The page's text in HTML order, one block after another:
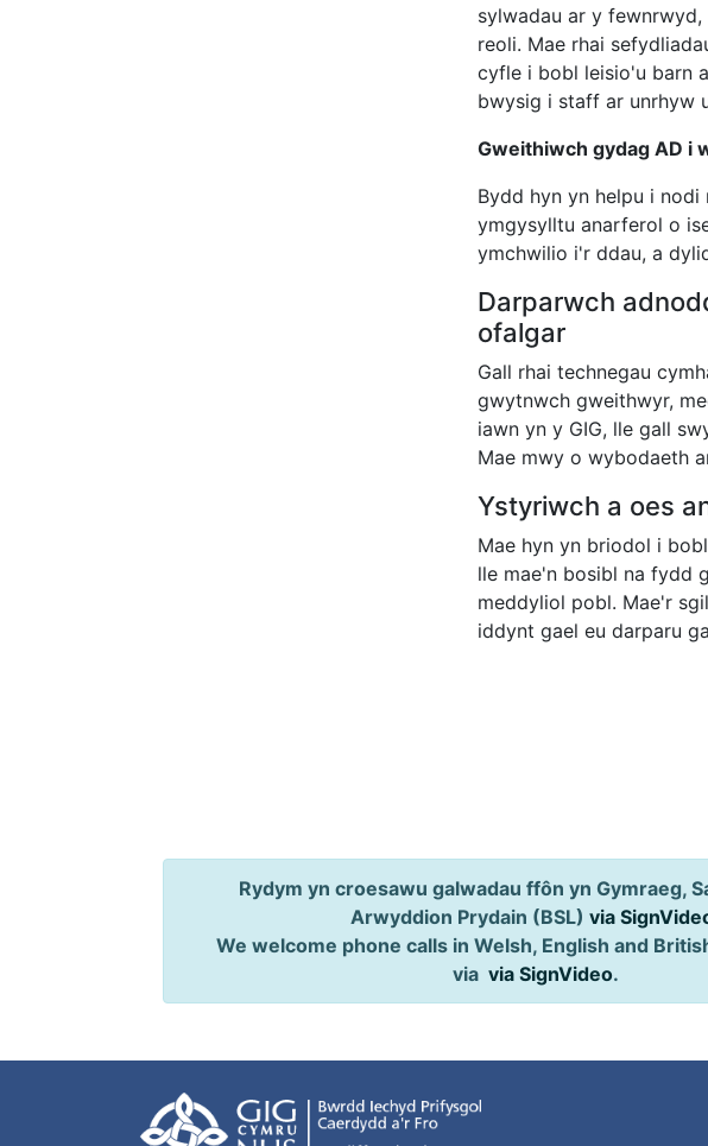
sylwadau ar y
reoli. Mae rhai
cyfle i bobl leisio'u barn
bwysig i staff ar unrhyw
Gweithiwch gydag AD i
Bydd hyn yn helpu i
ymgysylltu anarferol o
ymchwilio i'r ddau, a
Darparwch
ofalgar
Gall rhai technegau
gwytnwch gweithwyr,
iawn yn y GIG, lle gall
Mae mwy o wybodaeth
Ystyriwch a oes
Mae hyn yn briodol i
lle mae'n bosibl na fydd
meddyliol pobl. Mae'r
iddynt gael eu darparu
Rydym yn croesawu galwadau ffôn yn Gymraeg,
Arwyddion Prydain (BSL)via
We welcome phone calls in Welsh, English and
via via SignVideo.